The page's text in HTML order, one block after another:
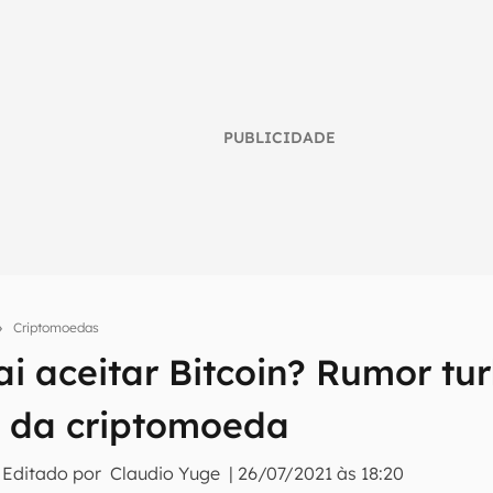
PUBLICIDADE
Criptomoedas
aceitar Bitcoin? Rumor
criptomoeda
Editado por Claudio Yuge | 26/07/2021 às 18:20
do Canaltech e receba notícias e reviews sobre tecnologia